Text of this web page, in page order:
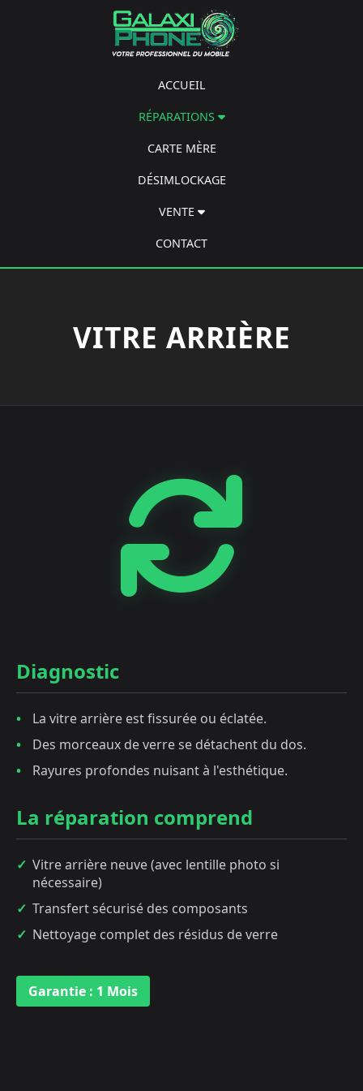
ACCUEIL
RÉPARATIONS
CARTE MÈRE
DÉSIMLOCKAGE
VENTE
CONTACT
VITRE ARRIÈRE
Diagnostic
La vitre arrière est fissurée ou éclatée.
Des morceaux de verre se détachent du dos.
Rayures profondes nuisant à l'esthétique.
La réparation comprend
Vitre arrière neuve (avec lentille photo si
nécessaire)
Transfert sécurisé des composants
Nettoyage complet des résidus de verre
Garantie : 1 Mois